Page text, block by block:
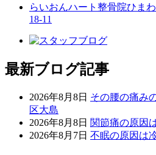
らいおんハート整骨院ひまわ
18-11
最新ブログ記事
2026年8月8日 その腰の痛み
区大島
2026年8月8日 関節痛の原因
2026年8月7日 不眠の原因は